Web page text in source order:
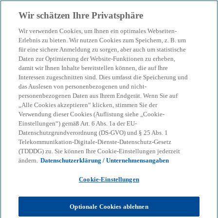
menu search
Stefan Kunze
Wir schätzen Ihre Privatsphäre
Wir verwenden Cookies, um Ihnen ein optimales Webseiten-
Erlebnis zu bieten. Wir nutzen Cookies zum Speichern, z. B. um
für eine sichere Anmeldung zu sorgen, aber auch um statistische
Daten zur Optimierung der Website-Funktionen zu erheben,
damit wir Ihnen Inhalte bereitstellen können, die auf Ihre
Interessen zugeschnitten sind. Dies umfasst die Speicherung und
das Auslesen von personenbezogenen und nicht-
personenbezogenen Daten aus Ihrem Endgerät. Wenn Sie auf
„Alle Cookies akzeptieren“ klicken, stimmen Sie der
Verwendung dieser Cookies (Auflistung siehe „Cookie-
Einstellungen“) gemäß Art. 6 Abs. 1a der EU-
Datenschutzgrundverordnung (DS-GVO) und § 25 Abs. 1
Telekommunikation-Digitale-Dienste-Datenschutz-Gesetz
(TDDDG) zu. Sie können Ihre Cookie-Einstellungen jederzeit
ändern. Datenschutzerklärung / Unternehmensangaben
Cookie-Einstellungen
Optionale Cookies ablehnen